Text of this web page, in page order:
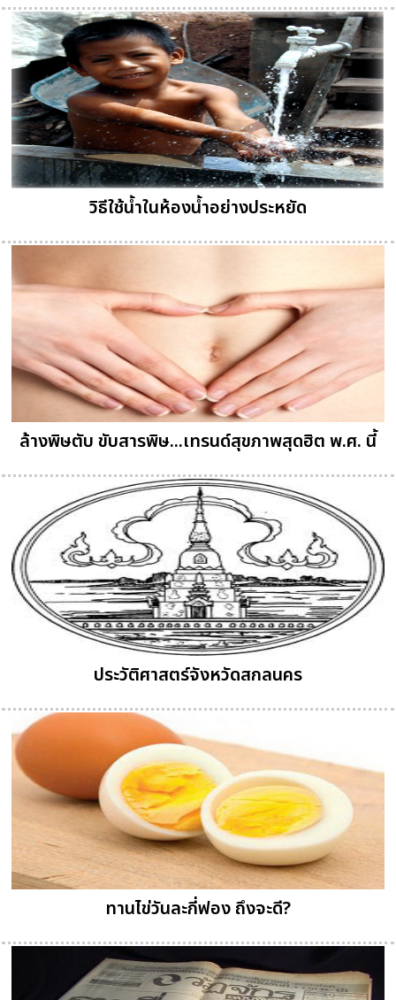
วิธีใช้น้ำในห้องน้ำอย่างประหยัด
ล้างพิษตับ ขับสารพิษ...เทรนด์สุขภาพสุดฮิต พ.ศ. นี้
ประวัติศาสตร์จังหวัดสกลนคร
ทานไข่วันละกี่ฟอง ถึงจะดี?